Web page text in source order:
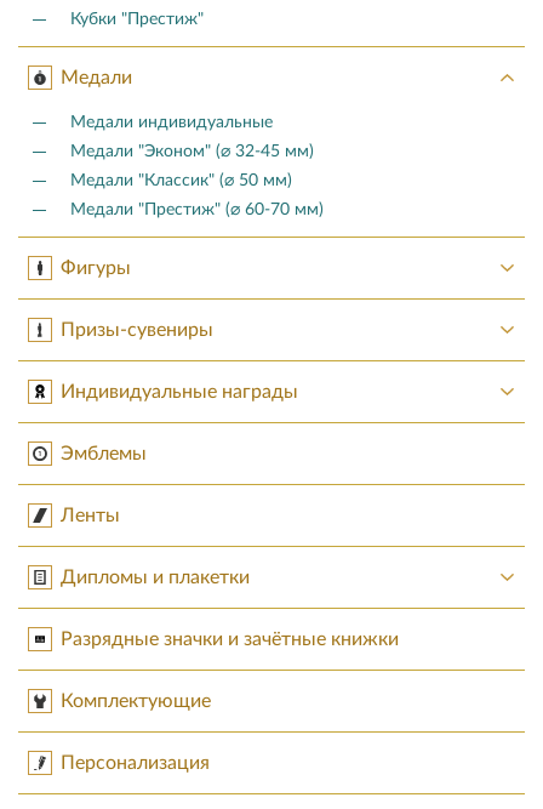
Кубки "Престиж"
Медали
Медали индивидуальные
Медали "Эконом" (⌀ 32-45 мм)
Медали "Классик" (⌀ 50 мм)
Медали "Престиж" (⌀ 60-70 мм)
Фигуры
Призы-сувениры
Индивидуальные награды
Эмблемы
Ленты
Дипломы и плакетки
Разрядные значки и зачётные книжки
Комплектующие
Персонализация